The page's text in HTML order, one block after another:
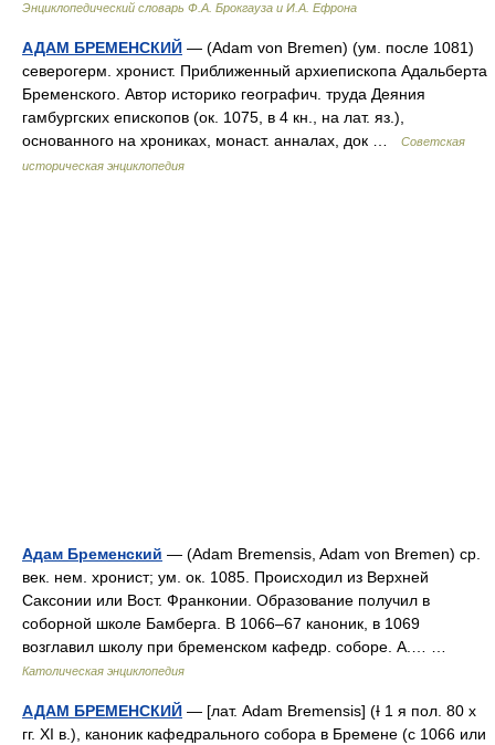
Энциклопедический словарь Ф.А. Брокгауза и И.А. Ефрона
АДАМ БРЕМЕНСКИЙ — (Adam von Bremen) (ум. после 1081)
северогерм. хронист. Приближенный архиепископа Адальберта
Бременского. Автор историко географич. труда Деяния
гамбургских епископов (ок. 1075, в 4 кн., на лат. яз.),
основанного на хрониках, монаст. анналах, док …
Советская
историческая энциклопедия
Адам Бременский — (Adam Bremensis, Adam von Bremen) cр.
век. нем. хронист; ум. ок. 1085. Происходил из Верхней
Саксонии или Вост. Франконии. Образование получил в
соборной школе Бамберга. В 1066–67 каноник, в 1069
возглавил школу при бременском кафедр. соборе. А.… …
Католическая энциклопедия
АДАМ БРЕМЕНСКИЙ — [лат. Adam Bremensis] (Ɨ 1 я пол. 80 х
гг. XI в.), каноник кафедрального собора в Бремене (с 1066 или